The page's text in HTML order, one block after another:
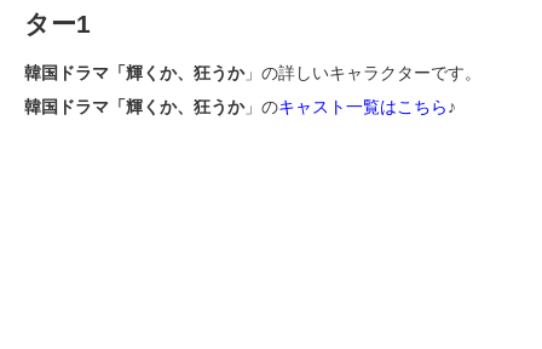
ター1
韓国ドラマ「輝くか、狂うか」の詳しいキャラクターです。
韓国ドラマ「輝くか、狂うか」のキャスト一覧はこちら♪